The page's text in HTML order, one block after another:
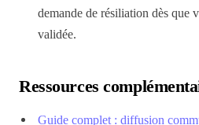
demande de résiliation dès que
validée.
Ressources
Guide complet : diffusion